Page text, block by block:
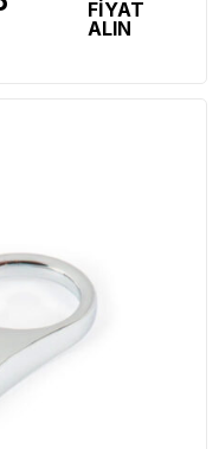
FİYAT
ALIN